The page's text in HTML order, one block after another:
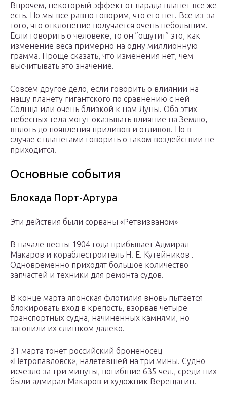
Впрочем, некоторый эффект от парада планет все же
есть. Но мы все равно говорим, что его нет. Все из-за
того, что отклонение получается очень небольшим.
Если говорить о человеке, то он ”ощутит” это, как
изменение веса примерно на одну миллионную
грамма. Проще сказать, что изменения нет, чем
высчитывать это значение.
Совсем другое дело, если говорить о влиянии на
нашу планету гигантского по сравнению с ней
Солнца или очень близкой к нам Луны. Оба этих
небесных тела могут оказывать влияние на Землю,
вплоть до появления приливов и отливов. Но в
случае с планетами говорить о таком воздействии не
приходится.
Основные события
Блокада Порт-Артура
Эти действия были сорваны «Ретвизваном»
В начале весны 1904 года прибывает Адмирал
Макаров и кораблестроитель Н. Е. Кутейников .
Одновременно приходят большое количество
запчастей и техники для ремонта судов.
В конце марта японская флотилия вновь пытается
блокировать вход в крепость, взорвав четыре
транспортных судна, начиненных камнями, но
затопили их слишком далеко.
31 марта тонет российский броненосец
«Петропавловск», налетевшей на три мины. Судно
исчезло за три минуты, погибшие 635 чел., среди них
были адмирал Макаров и художник Верещагин.